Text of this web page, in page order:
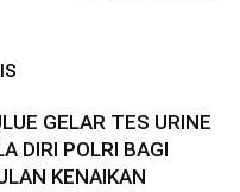
GELAR TES URINE
DIRI POLRI BAGI
KENAIKAN